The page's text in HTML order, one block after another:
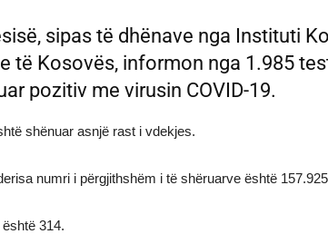
sipas të dhënave nga Instituti
të Kosovës, informon nga 1.985
pozitiv me virusin COVID-19.
shënuar asnjë rast i vdekjes.
numri i përgjithshëm i të shëruarve është
314.